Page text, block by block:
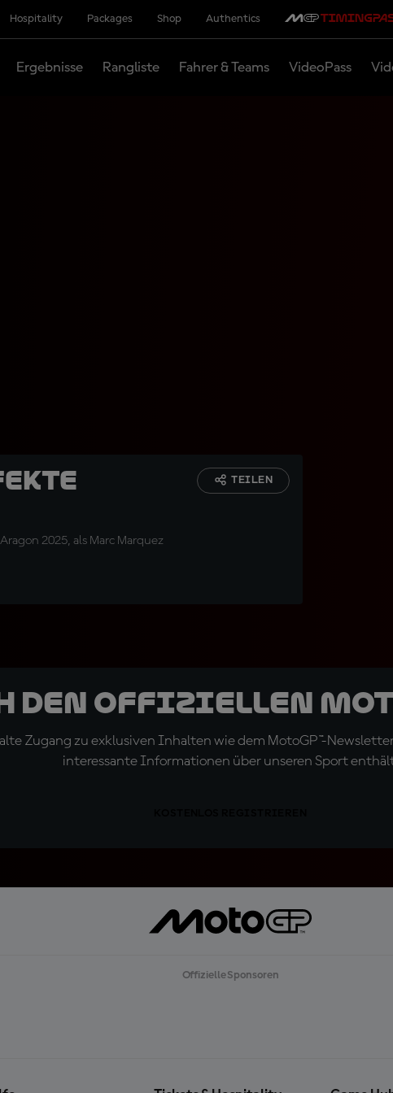
Hospitality Packages Shop Authentics
Ergebnisse Rangliste Fahrer & Teams VideoPass
2025, als Marc Marquez
TEILEN
den offiziellen
Zugang zu exklusiven Inhalten wie dem MotoGP™-
interessante Informationen über unseren Sport
Offizielle Sponsoren